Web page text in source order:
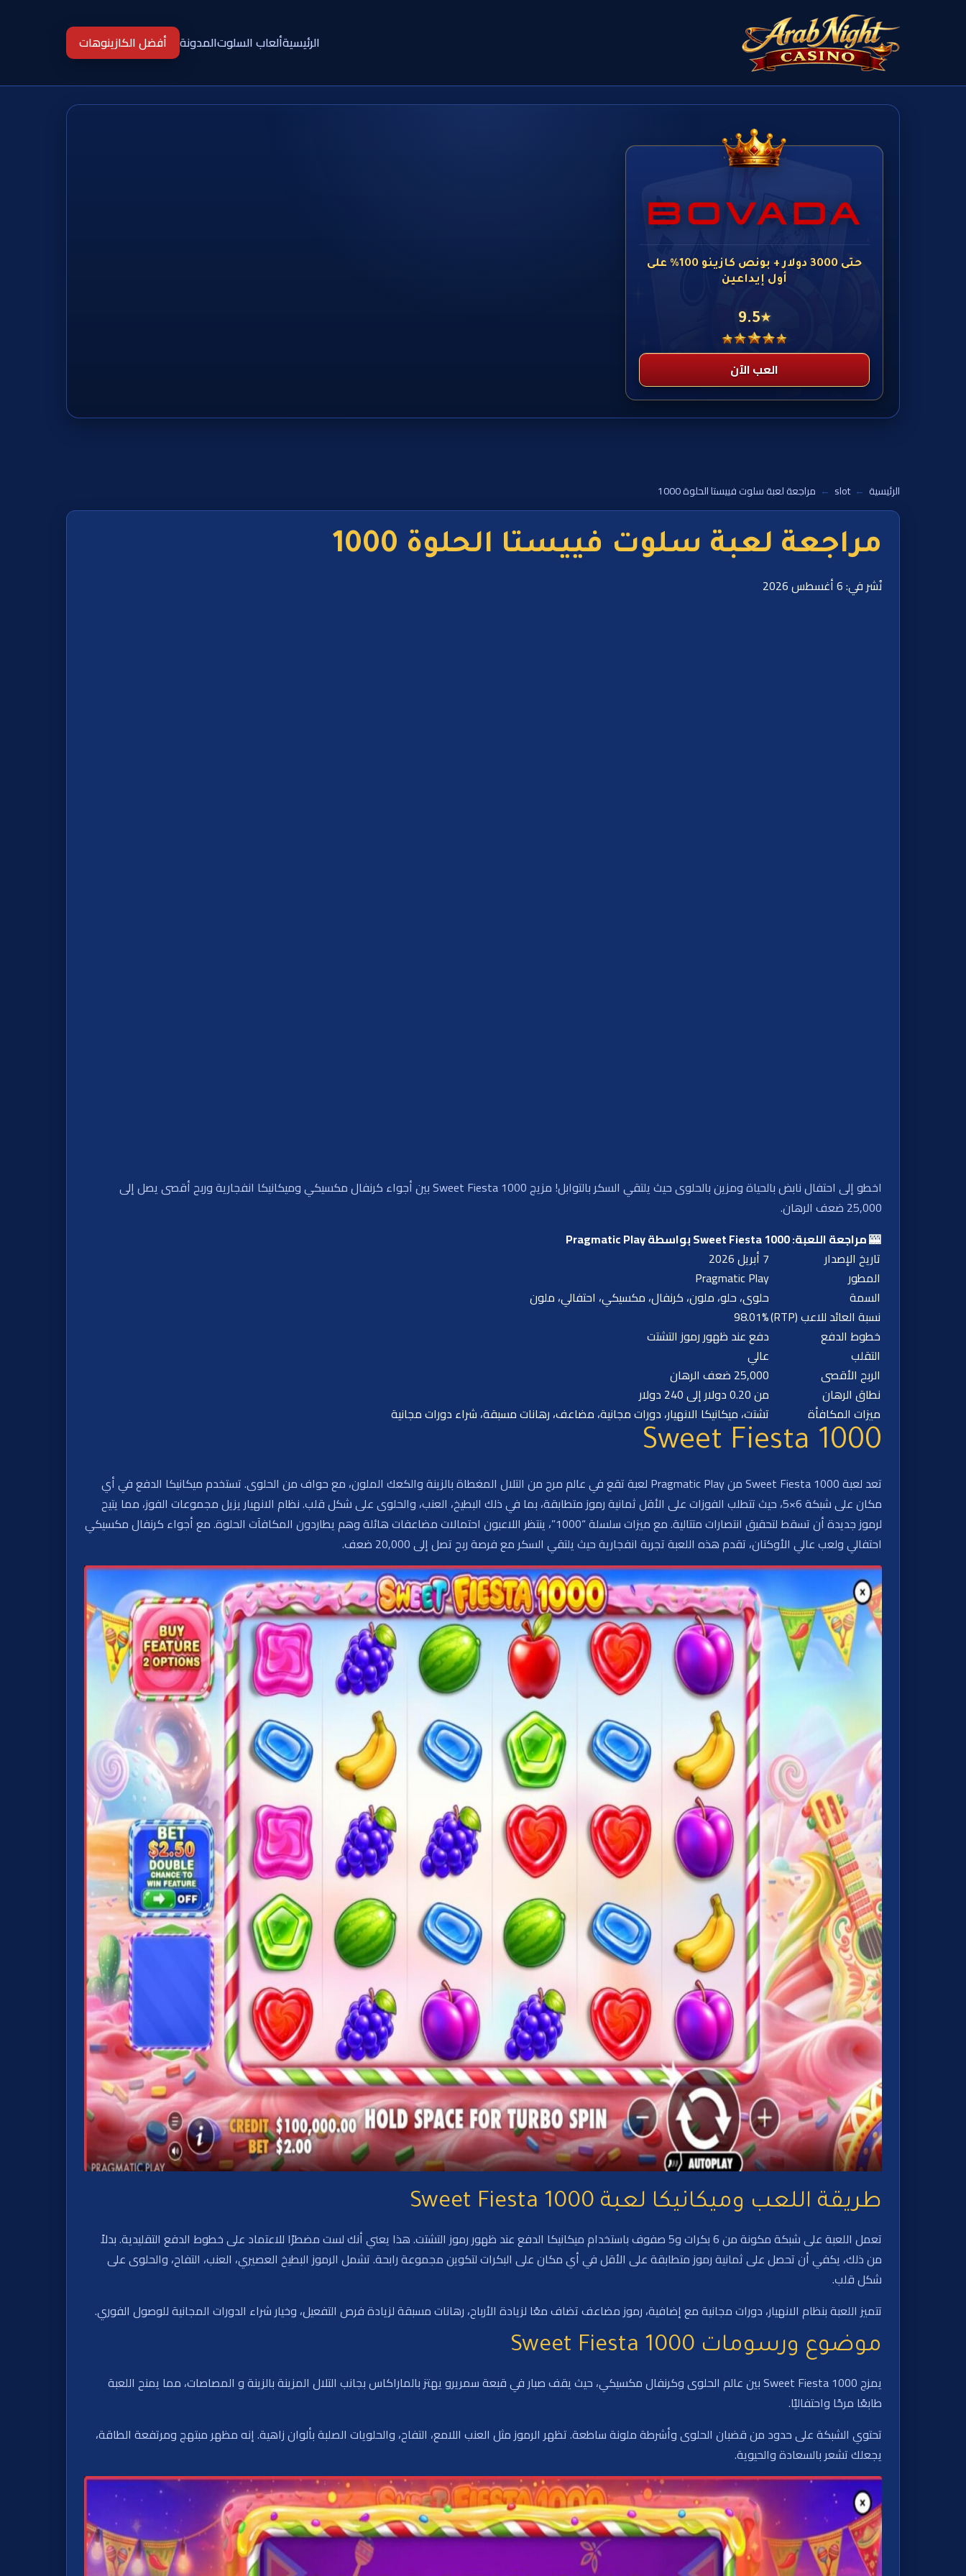
الرئيسيةألعاب السلوتالمدونة أفضل الكازينوهات
حتى 3000 دولار + بونص كازينو 100% على
أول إيداعين
★
9.5
العب الآن
الرئيسية ←
slot
← مراجعة لعبة سلوت فييستا الحلوة 1000
مراجعة لعبة سلوت فييستا الحلوة 1000
نُشر في: 6 أغسطس 2026
اخطو إلى احتفال نابض بالحياة ومزين بالحلوى حيث يلتقي السكر بالتوابل! مزيج Sweet Fiesta 1000 بين أجواء كرنفال مكسيكي وميكانيكا انفجارية وربح أقصى يصل إلى
25,000 ضعف الرهان.
🎰 مراجعة اللعبة: Sweet Fiesta 1000 بواسطة Pragmatic Play
تاريخ الإصدار
7 أبريل 2026
المطور
Pragmatic Play
السمة
حلوى، حلو، ملون، كرنفال، مكسيكي، احتفالي، ملون
نسبة العائد للاعب (RTP)
98.01%
خطوط الدفع
دفع عند ظهور رموز التشتت
التقلب
عالي
الربح الأقصى
25,000 ضعف الرهان
نطاق الرهان
من 0.20 دولار إلى 240 دولار
ميزات المكافأة
تشتت، ميكانيكا الانهيار، دورات مجانية، مضاعف، رهانات مسبقة، شراء دورات مجانية
Sweet Fiesta 1000
تعد لعبة Sweet Fiesta 1000 من Pragmatic Play لعبة تقع في عالم مرح من التلال المغطاة بالزينة والكعك الملون، مع حواف من الحلوى. تستخدم ميكانيكا الدفع في أي
مكان على شبكة 6×5، حيث تتطلب الفوزات على الأقل ثمانية رموز متطابقة، بما في ذلك البطيخ، العنب، والحلوى على شكل قلب. نظام الانهيار يزيل مجموعات الفوز، مما يتيح
لرموز جديدة أن تسقط لتحقيق انتصارات متتالية. مع ميزات سلسلة “1000”، ينتظر اللاعبون احتمالات مضاعفات هائلة وهم يطاردون المكافآت الحلوة. مع أجواء كرنفال مكسيكي
احتفالي ولعب عالي الأوكتان، تقدم هذه اللعبة تجربة انفجارية حيث يلتقي السكر مع فرصة ربح تصل إلى 20,000 ضعف.
طريقة اللعب وميكانيكا لعبة Sweet Fiesta 1000
تعمل اللعبة على شبكة مكونة من 6 بكرات و5 صفوف باستخدام ميكانيكا الدفع عند ظهور رموز التشتت. هذا يعني أنك لست مضطرًا للاعتماد على خطوط الدفع التقليدية. بدلاً
من ذلك، يكفي أن تحصل على ثمانية رموز متطابقة على الأقل في أي مكان على البكرات لتكوين مجموعة رابحة. تشمل الرموز البطيخ العصيري، العنب، التفاح، والحلوى على
شكل قلب.
تتميز اللعبة بنظام الانهيار، دورات مجانية مع إضافية، رموز مضاعف تضاف معًا لزيادة الأرباح، رهانات مسبقة لزيادة فرص التفعيل، وخيار شراء الدورات المجانية للوصول الفوري.
موضوع ورسومات Sweet Fiesta 1000
يمزج Sweet Fiesta 1000 بين عالم الحلوى وكرنفال مكسيكي، حيث يقف صبار في قبعة سمريرو يهتز بالماراكاس بجانب التلال المزينة بالزينة و المصاصات، مما يمنح اللعبة
طابعًا مرحًا واحتفاليًا.
تحتوي الشبكة على حدود من قضبان الحلوى وأشرطة ملونة ساطعة. تظهر الرموز مثل العنب اللامع، التفاح، والحلويات الصلبة بألوان زاهية. إنه مظهر مبتهج ومرتفعة الطاقة،
يجعلك تشعر بالسعادة والحيوية.